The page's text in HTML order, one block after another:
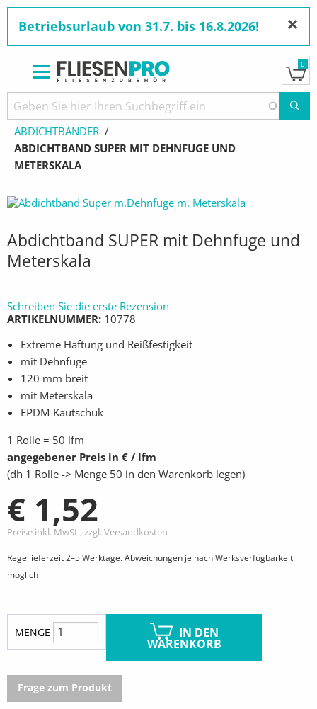
zum
Inhalt
Betriebsurlaub von 31.7. bis 16.8.2026! ×
0
Pfadnavigation
STARTSEITE PRODUKTE
ABDICHTMATERIAL
ABDICHTBÄNDER
AKTUELL:
ABDICHTBAND SUPER MIT DEHNFUGE UND
METERSKALA
Abdichtband SUPER mit Dehnfuge und
Meterskala
Schreiben Sie die erste Rezension
ARTIKELNUMMER 10778
Extreme Haftung und Reißfestigkeit
mit Dehnfuge
120 mm breit
mit Meterskala
EPDM-Kautschuk
1 Rolle = 50 lfm
angegebener Preis in € / lfm
(dh 1 Rolle -> Menge 50 in den Warenkorb legen)
€ 1,52
Preise inkl. MwSt., zzgl. Versandkosten
Regellieferzeit 2–5 Werktage. Abweichungen je nach Werksverfügbarkeit
möglich
MENGE IN DEN
WARENKORB
Frage zum Produkt